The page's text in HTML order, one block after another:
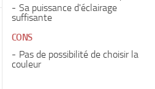
Sa puissance d'éclairage
suffisante
CONS
Pas de possibilité de choisir la
couleur